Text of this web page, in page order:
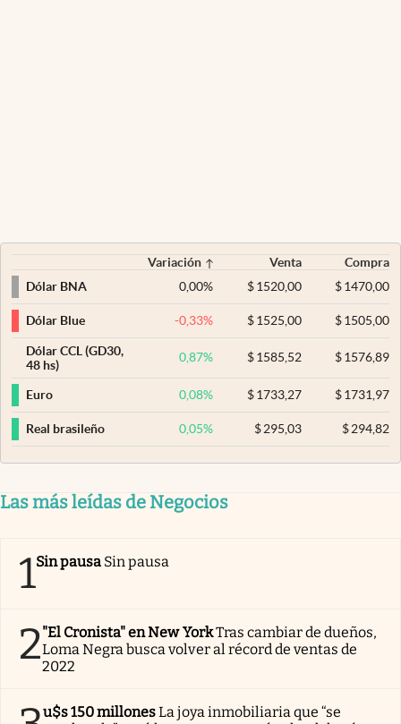
Variación Venta
Compra
Dólar BNA
0,00% $ 1520,00 $1470,00
Dólar Blue -0,33% $ 1525,00 $1505,00
Dólar CCL (GD30,
48 hs)
0,87% $ 1585,52 $1576,89
Euro 0,08% $ 1733,27 $1731,97
Real brasileño 0,05% $ 295,03 $294,82
Las más leídas de Negocios
1Sin pausa Sin pausa
2"El Cronista" en New YorkTras cambiar de dueños,
Loma Negra busca volver al récord de ventas de
2022
u$s 150 millonesLa joya inmobiliaria que “se